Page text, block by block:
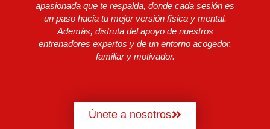
apasionada que te respalda, donde cada sesión es
un paso hacia tu mejor versión física y mental.
Además, disfruta del apoyo de nuestros
entrenadores expertos y de un entorno acogedor,
familiar y motivador.
Únete a nosotros